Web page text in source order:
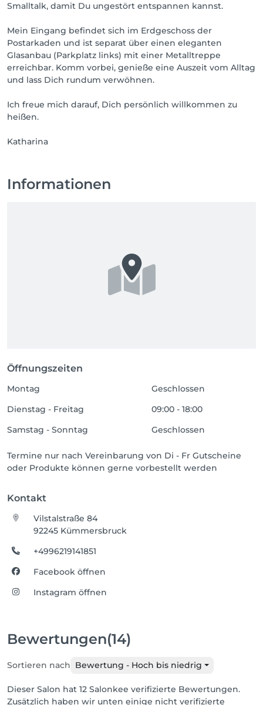
Smalltalk, damit Du ungestört entspannen kannst.
Mein Eingang befindet sich im Erdgeschoss der
Postarkaden und ist separat über einen eleganten
Glasanbau (Parkplatz links) mit einer Metalltreppe
erreichbar. Komm vorbei, genieße eine Auszeit vom Alltag
und lass Dich rundum verwöhnen.
Ich freue mich darauf, Dich persönlich willkommen zu
heißen.
Katharina
Informationen
Öffnungszeiten
Montag
Geschlossen
Dienstag - Freitag
09:00 - 18:00
Samstag - Sonntag
Geschlossen
Termine nur nach Vereinbarung von Di - Fr Gutscheine
oder Produkte können gerne vorbestellt werden
Kontakt
Vilstalstraße 84
92245 Kümmersbruck
+4996219141851
Facebook öffnen
Instagram öffnen
Bewertungen(14)
Sortieren nach Bewertung - Hoch bis niedrig
Dieser Salon hat 12 Salonkee verifizierte Bewertungen.
Zusätzlich haben wir unten einige nicht verifizierte